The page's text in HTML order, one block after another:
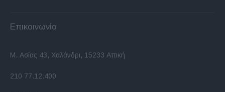
Επικοινωνία
Μ. Ασίας 43, Χαλάνδρι, 15233 Αττική
210 77.12.400